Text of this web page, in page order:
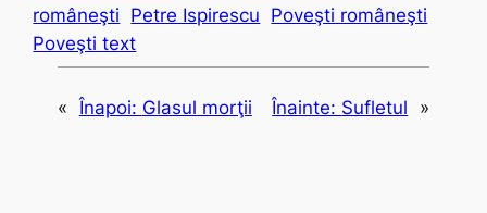
româneşti Petre Ispirescu Poveşti româneşti
Poveşti text
« Înapoi: Glasul morţii Înainte: Sufletul »